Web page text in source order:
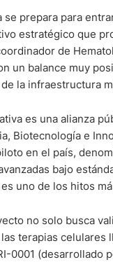
se prepara para
estratégico que
de
un balance muy
la infraestructura
es una alianza
Biotecnología e
en el país,
bajo
uno de los hitos
no solo busca
las terapias
0001 (desarrollado